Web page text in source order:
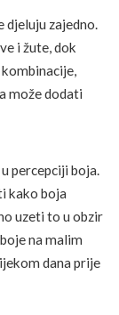
djeluju zajedno.
i žute, dok
može dodati
percepciji boja.
kako boja
uzeti to u obzir
na malim
dana prije